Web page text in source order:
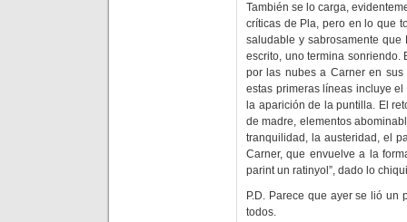
También se lo carga,
críticas de Pla, pero en lo que
saludable y sabrosamente
escrito, uno termina sonriendo.
por las nubes a Carner en
estas primeras líneas incluye el
la aparición de la puntilla. El
de madre, elementos
tranquilidad, la austeridad, el
Carner, que envuelve a la
parint un ratinyol”, dado lo
P.D. Parece que ayer se lió un
todos.